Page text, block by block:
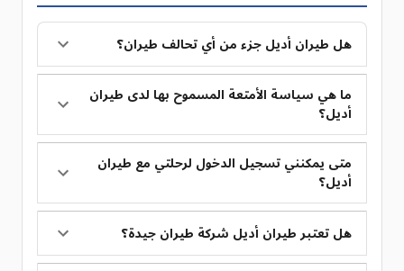
هل طيران أديل جزء من أي تحالف طيران؟
ما هي سياسة الأمتعة المسموح بها لدى طيران
أديل؟
متى يمكنني تسجيل الدخول لرحلتي مع طيران
أديل؟
هل تعتبر طيران أديل شركة طيران جيدة؟